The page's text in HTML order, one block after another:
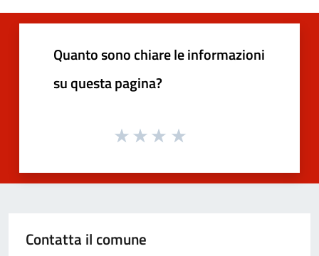
Quanto sono chiare le informazioni
su questa pagina?
Contatta il comune